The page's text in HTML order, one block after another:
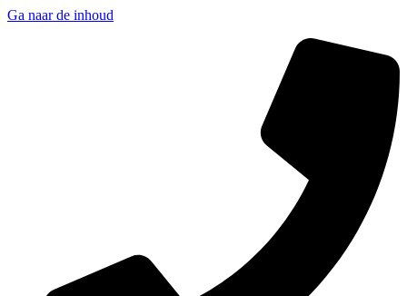
Ga naar de inhoud